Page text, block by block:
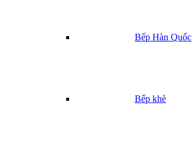
Bếp Hàn Quốc
Bếp khè